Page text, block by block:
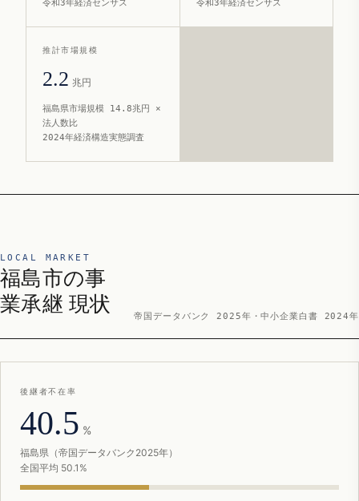
令和3年経済センサス 令和3年経済センサス
推計市場規模
2.2 兆円
福島県市場規模 14.8兆円 ×
法人数比
2024年経済構造実態調査
LOCAL MARKET
福島市の事
業承継 現状
帝国データバンク 2025年・中小企業白書 2024年
後継者不在率
40.5 %
福島県（帝国データバンク2025年）
全国平均 50.1%